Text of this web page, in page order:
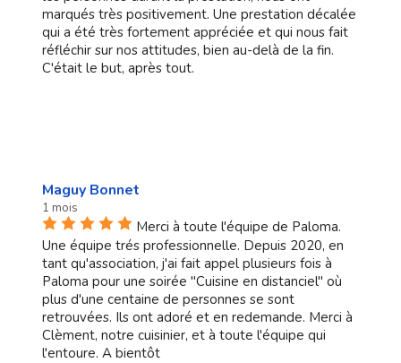
marqués très positivement. Une prestation décalée
qui a été très fortement appréciée et qui nous fait
réfléchir sur nos attitudes, bien au-delà de la fin.
C'était le but, après tout.
Maguy Bonnet
1 mois
Merci à toute l'équipe de Paloma.
Une équipe trés professionnelle. Depuis 2020, en
tant qu'association, j'ai fait appel plusieurs fois à
Paloma pour une soirée "Cuisine en distanciel" où
plus d'une centaine de personnes se sont
retrouvées. Ils ont adoré et en redemande. Merci à
Clèment, notre cuisinier, et à toute l'équipe qui
l'entoure. A bientôt